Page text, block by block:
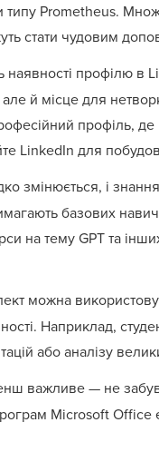
типу Prometheus.
стати чудовим
наявності профілю в
й місце для
профіль, де
LinkedIn для
змінюється, і
базових
на тему GPT та
можна
Наприклад,
або аналізу
важливе — не
Microsoft Office